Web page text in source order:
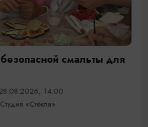
смальты для
14:00
«Стёкла»